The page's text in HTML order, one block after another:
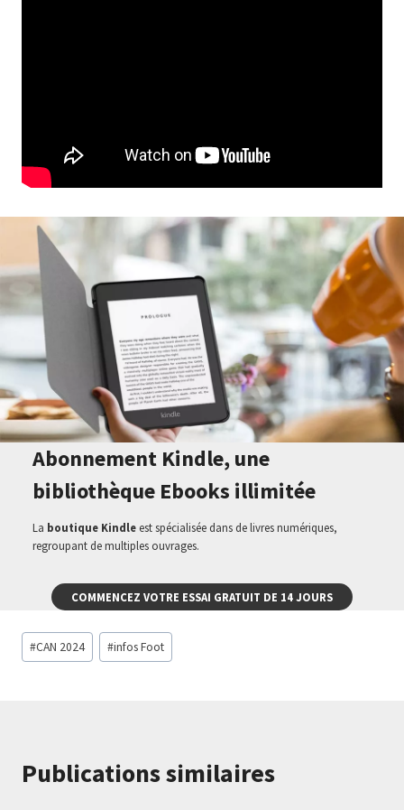
Abonnement Kindle, une
bibliothèque Ebooks illimitée
La boutique Kindleest spécialisée dans de livres numériques,
regroupant de multiples ouvrages.
COMMENCEZ VOTRE ESSAI GRATUIT DE 14 JOURS
Étiquettes
de
#CAN 2024 #infos Foot
Publications similaires